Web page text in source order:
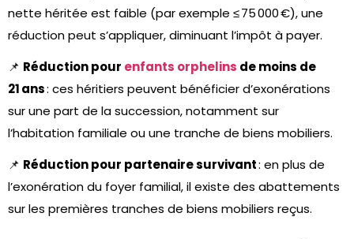
nette héritée est faible (par exemple ≤ 75 000 €), une
réduction peut s’appliquer, diminuant l’impôt à payer.
📌 Réduction pour enfants orphelins de moins de
21 ans: ces héritiers peuvent bénéficier d’exonérations
sur une part de la succession, notamment sur
l’habitation familiale ou une tranche de biens mobiliers.
📌 Réduction pour partenaire survivant: en plus de
l’exonération du foyer familial, il existe des abattements
sur les premières tranches de biens mobiliers reçus.